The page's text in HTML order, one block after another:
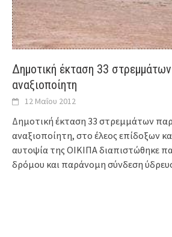
Δημοτική έκταση 33
αναξιοποίητη
12 Μαΐου 2012
Δημοτική έκταση 33 στρεμμάτων
αναξιοποίητη, στο έλεος επίδοξων
αυτοψία της ΟΙΚΙΠΑ διαπιστώθηκε
δρόμου και παράνομη σύνδεση